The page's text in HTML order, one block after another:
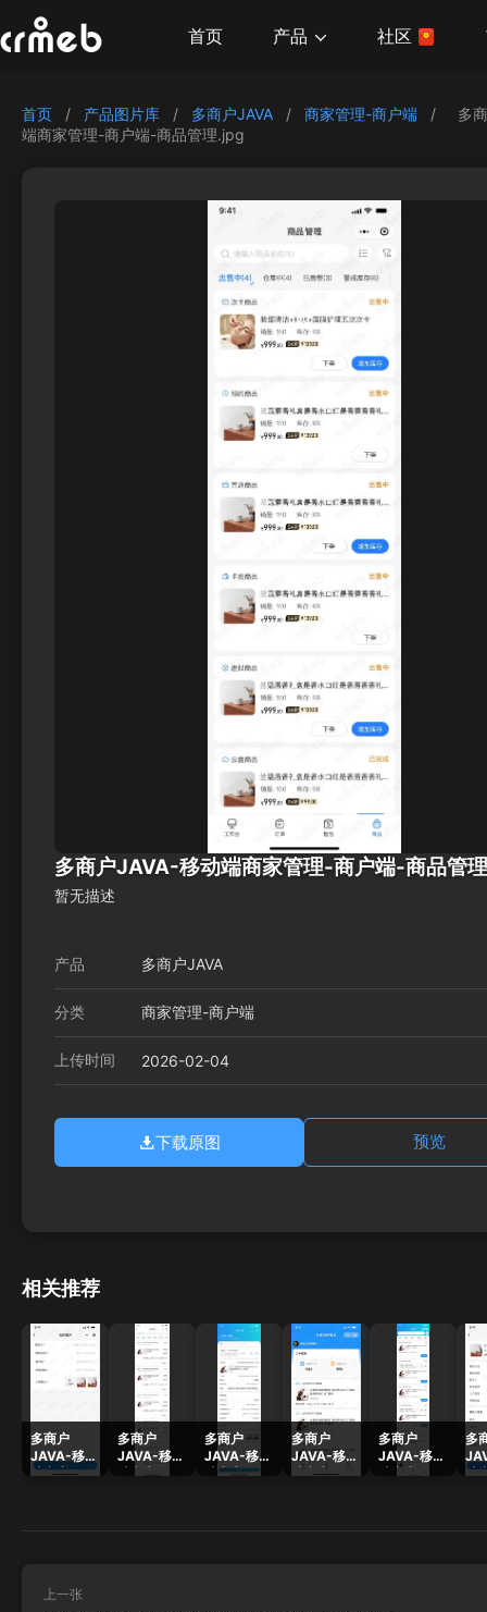
首页 产品 社区
首页 / 产品图片库 / 多商户JAVA / 商家管理-商户端 /
多
端商家管理-商户端-商品管理.jpg
多商户JAVA-移动端商家管理-商户端-商品管
暂无描述
产品 多商户JAVA
分类 商家管理-商户端
上传时间 2026-02-04
下载原图 预览
相关推荐
多商户
JAVA-移动
端商家管
多商户
JAVA-移动
端商家管
多商户
JAVA-移动
端商家管
多商户
JAVA-移动
端商家管
多商户
JAVA-移动
端商家管
多
端
上一张